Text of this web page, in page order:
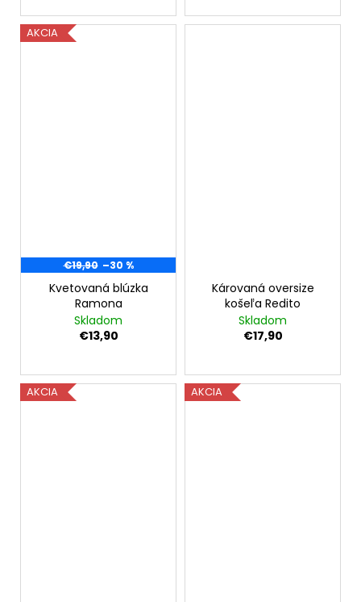
AKCIA
€19,90 –30 %
Kvetovaná blúzka
Ramona
Skladom
€13,90
Károvaná oversize
košeľa Redito
Skladom
€17,90
AKCIA AKCIA